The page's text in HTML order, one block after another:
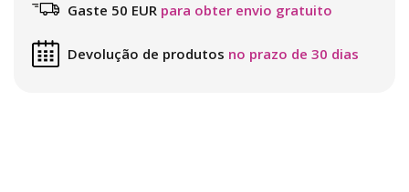
Gaste 50 EUR para obter envio gratuito
Devolução de produtos no prazo de 30 dias